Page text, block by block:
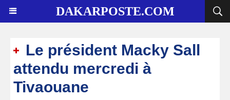
DAKARPOSTE.COM
Le président Macky Sall
attendu mercredi à
Tivaouane